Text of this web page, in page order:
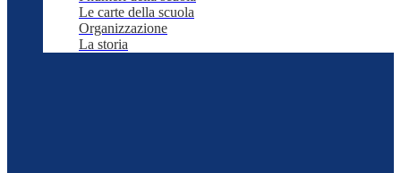
Le carte della scuola
Organizzazione
La storia